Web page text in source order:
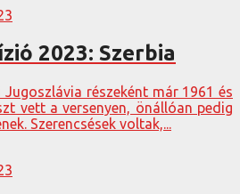
2023: Szerbia
Jugoszlávia részeként már 1961 és
vett a versenyen, önállóan pedig
Szerencsések voltak,...